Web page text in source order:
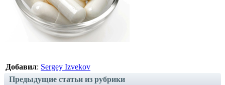
Добавил: Sergey Izvekov
Предыдущие статьи из рубрики